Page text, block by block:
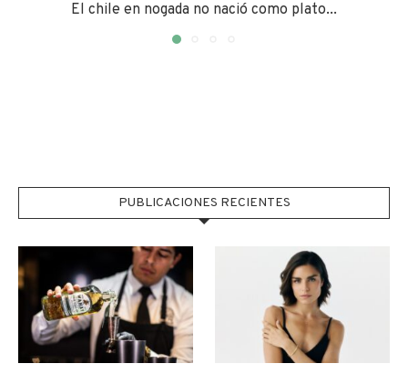
El chile en nogada no nació como plato...
PUBLICACIONES RECIENTES